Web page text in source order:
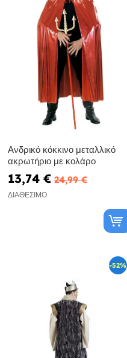
Ανδρικό κόκκινο μεταλλικό
ακρωτήριο με κολάρο
13,74 € 24,99 €
ΔΙΑΘΈΣΙΜΟ
-52%